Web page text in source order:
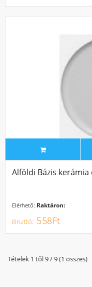
Alföldi Bázis kerámia
Elérhető: Raktáron:
558Ft
Tételek 1 től 9 / 9 (1 összes)